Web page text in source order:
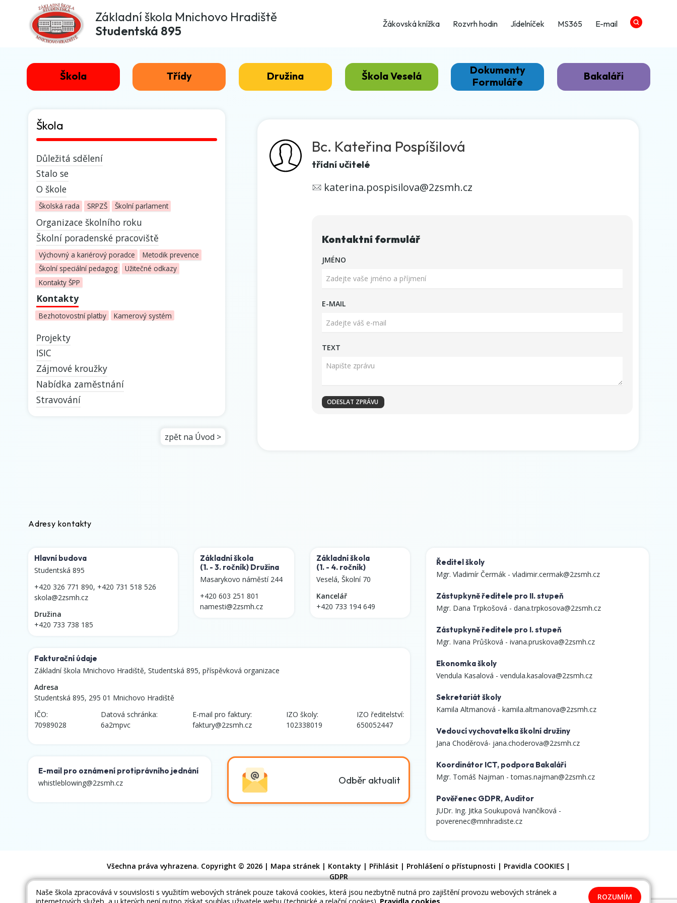
Základní škola Mnichovo Hradiště
Studentská 895
Žákovská knížka Rozvrh hodin Jídelníček MS365 E-mail
Škola Třídy Družina Škola Veselá
Dokumenty
Formuláře
Bakaláři
Škola
Důležitá sdělení
Stalo se
O škole
Školská rada SRPZŠ Školní parlament
Organizace školního roku
Školní poradenské pracoviště
Výchovný a kariérový poradce
Metodik prevence
Školní speciální pedagog
Užitečné odkazy
Kontakty ŠPP
Kontakty
Bezhotovostní platby Kamerový systém
Projekty
ISIC
Zájmové kroužky
Nabídka zaměstnání
Stravování
zpět na Úvod >
Bc. Kateřina Pospíšilová
třídní učitelé
katerina.pospisilova@2zsmh.cz
Kontaktní formulář
JMÉNO
E-MAIL
TEXT
Adresy kontakty
Hlavní budova
Studentská 895
+420 326 771 890, +420 731 518 526
skola@2zsmh.cz
Družina
+420 733 738 185
Základní škola
(1. - 3. ročník) Družina
Masarykovo náměstí 244
+420 603 251 801
namesti@2zsmh.cz
Základní škola
(1. - 4. ročník)
Veselá, Školní 70
Kancelář
+420 733 194 649
Fakturační údaje
Základní škola Mnichovo Hradiště, Studentská 895, příspěvková organizace
Adresa
Studentská 895, 295 01 Mnichovo Hradiště
IČO:
70989028
Datová schránka:
6a2mpvc
E-mail pro faktury:
faktury@2zsmh.cz
IZO školy:
102338019
IZO ředitelství:
650052447
E-mail pro oznámení protiprávního jednání
whistleblowing@2zsmh.cz
Odběr aktualit
Ředitel školy
Mgr. Vladimír Čermák - vladimir.cermak@2zsmh.cz
Zástupkyně ředitele pro II. stupeň
Mgr. Dana Trpkošová - dana.trpkosova@2zsmh.cz
Zástupkyně ředitele pro I. stupeň
Mgr. Ivana Průšková - ivana.pruskova@2zsmh.cz
Ekonomka školy
Vendula Kasalová - vendula.kasalova@2zsmh.cz
Sekretariát školy
Kamila Altmanová - kamila.altmanova@2zsmh.cz
Vedoucí vychovatelka školní družiny
Jana Choděrová- jana.choderova@2zsmh.cz
Koordinátor ICT, podpora Bakaláři
Mgr. Tomáš Najman -tomas.najman@2zsmh.cz
Pověřenec GDPR, Auditor
JUDr. Ing. Jitka Soukupová Ivančíková -
poverenec@mnhradiste.cz
Všechna práva vyhrazena. Copyright © 2026 | Mapa stránek | Kontakty | Přihlásit | Prohlášení o přístupnosti | Pravidla COOKIES |
GDPR
Naše škola zpracovává v souvislosti s využitím webových stránek pouze taková cookies, která jsou nezbytně nutná pro zajištění provozu webových stránek a
ROZUMÍM